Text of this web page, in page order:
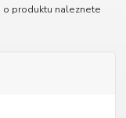
o produktu naleznete